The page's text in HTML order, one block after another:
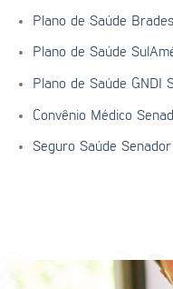
Plano de Saúde
Plano de Saúde
Plano de Saúde GNDI
Convênio Médico
Seguro Saúde